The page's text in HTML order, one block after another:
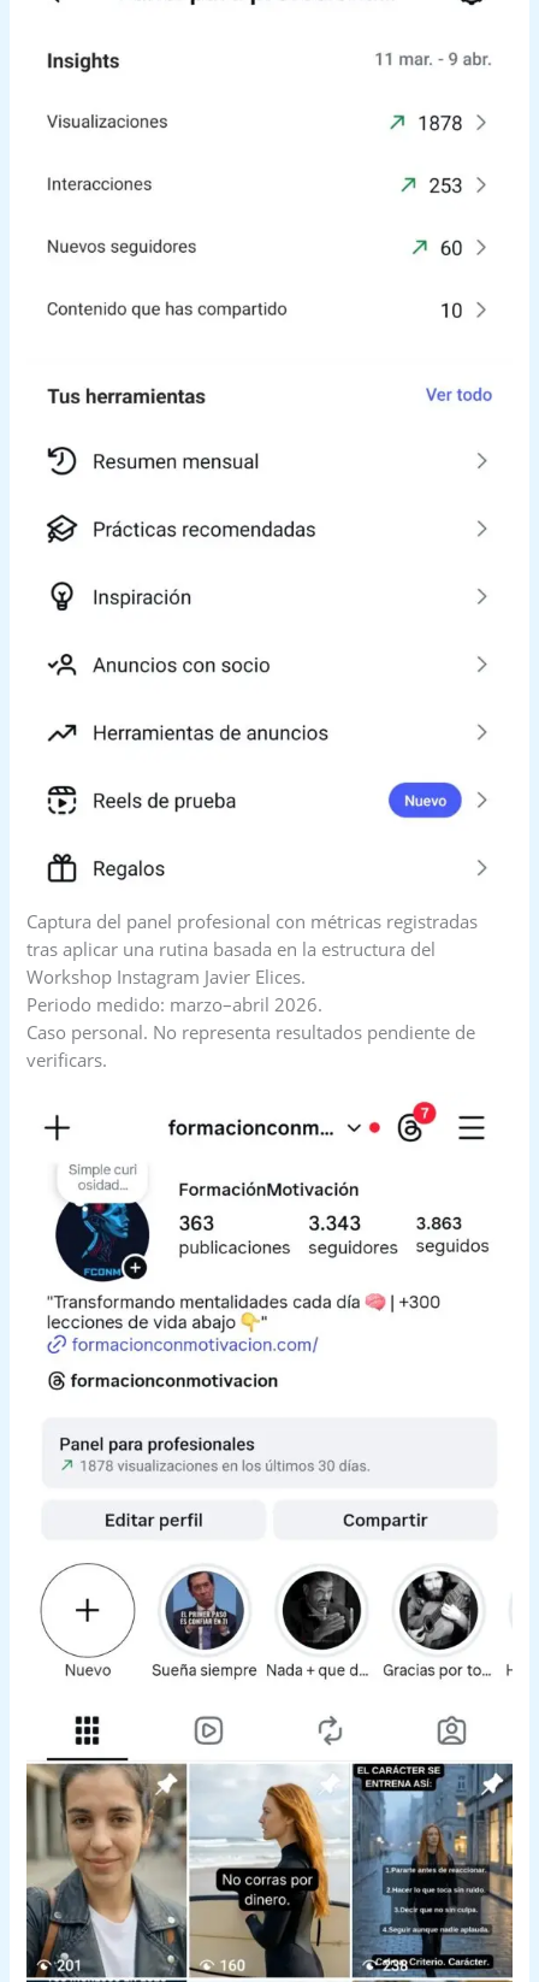
Captura del panel profesional con métricas registradas
tras aplicar una rutina basada en la estructura del
Workshop Instagram Javier Elices.
Periodo medido: marzo–abril 2026.
Caso personal. No representa resultados pendiente de
verificars.